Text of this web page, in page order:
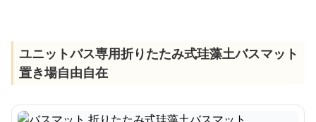
ユニットバス専用折りたたみ式珪藻土バスマット
置き場自由自在